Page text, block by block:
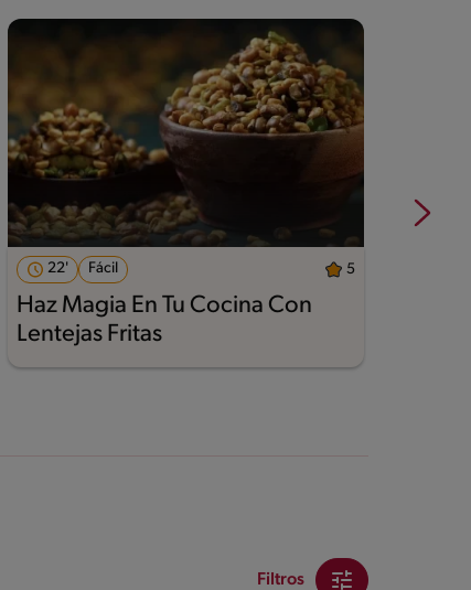
22' Fácil 5
Haz Magia En Tu Cocina Con
Lentejas Fritas
Filtros